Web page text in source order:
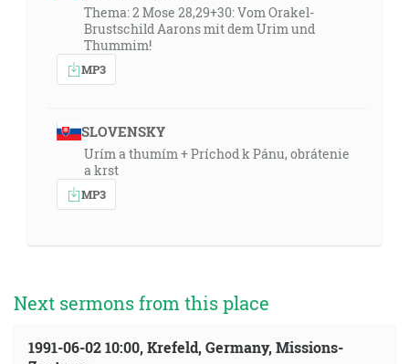
Thema: 2 Mose 28,29+30: Vom Orakel-
Brustschild Aarons mit dem Urim und
Thummim!
MP3
SLOVENSKY
Urím a thumím + Príchod k Pánu, obrátenie
a krst
MP3
Next sermons from this place
1991-06-02 10:00, Krefeld, Germany, Missions-